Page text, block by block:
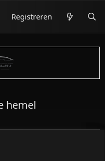
Registreren
hemel